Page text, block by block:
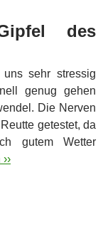
des
sehr stressig
genug gehen
Die Nerven
getestet, da
gutem Wetter